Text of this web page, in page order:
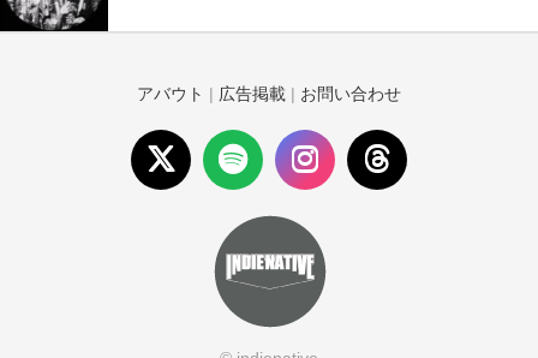
アバウト | 広告掲載 | お問い合わせ